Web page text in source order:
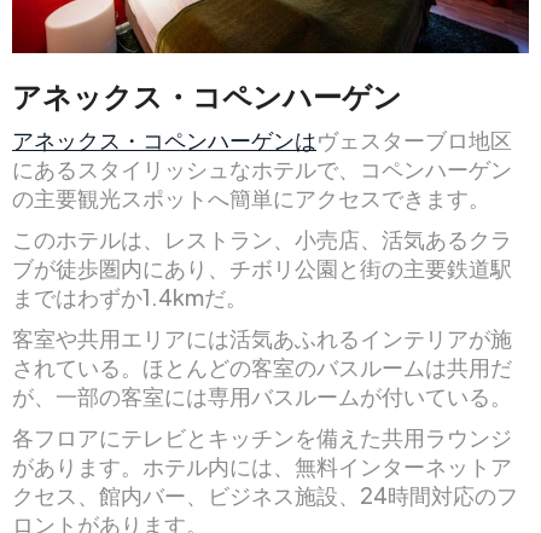
アネックス・コペンハーゲン
アネックス・コペンハーゲンはヴェスターブロ地区
にあるスタイリッシュなホテルで、コペンハーゲン
の主要観光スポットへ簡単にアクセスできます。
このホテルは、レストラン、小売店、活気あるクラ
ブが徒歩圏内にあり、チボリ公園と街の主要鉄道駅
まではわずか1.4kmだ。
客室や共用エリアには活気あふれるインテリアが施
されている。ほとんどの客室のバスルームは共用だ
が、一部の客室には専用バスルームが付いている。
各フロアにテレビとキッチンを備えた共用ラウンジ
があります。ホテル内には、無料インターネットア
クセス、館内バー、ビジネス施設、24時間対応のフ
ロントがあります。